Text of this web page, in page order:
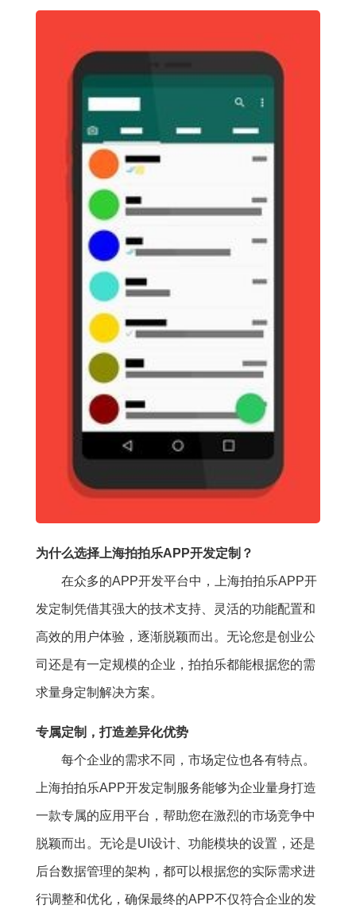
为什么选择上海拍拍乐APP开发定制？
在众多的APP开发平台中，上海拍拍乐APP开
发定制凭借其强大的技术支持、灵活的功能配置和
高效的用户体验，逐渐脱颖而出。无论您是创业公
司还是有一定规模的企业，拍拍乐都能根据您的需
求量身定制解决方案。
专属定制，打造差异化优势
每个企业的需求不同，市场定位也各有特点。
上海拍拍乐APP开发定制服务能够为企业量身打造
一款专属的应用平台，帮助您在激烈的市场竞争中
脱颖而出。无论是UI设计、功能模块的设置，还是
后台数据管理的架构，都可以根据您的实际需求进
行调整和优化，确保最终的APP不仅符合企业的发